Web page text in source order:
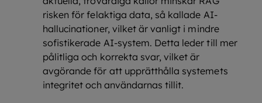
risken för felaktiga data, så kallade AI-
hallucinationer, vilket är vanligt i mindre
sofistikerade AI-system. Detta leder till mer
pålitliga och korrekta svar, vilket är
avgörande för att upprätthålla systemets
integritet och användarnas tillit.